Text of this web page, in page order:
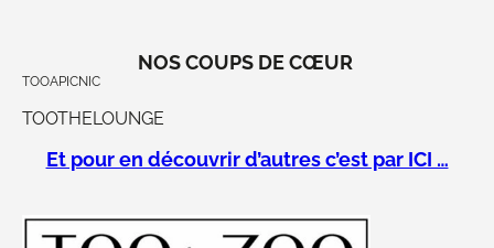
NOS COUPS DE CŒUR
TOOAPICNIC
TOOTHELOUNGE
Et pour en découvrir d’autres c’est par ICI …